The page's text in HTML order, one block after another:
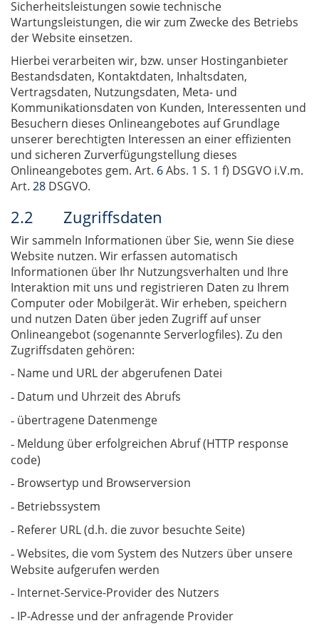
Sicherheitsleistungen sowie technische
Wartungsleistungen, die wir zum Zwecke des Betriebs
der Website einsetzen.
Hierbei verarbeiten wir, bzw. unser Hostinganbieter
Bestandsdaten, Kontaktdaten, Inhaltsdaten,
Vertragsdaten, Nutzungsdaten, Meta- und
Kommunikationsdaten von Kunden, Interessenten und
Besuchern dieses Onlineangebotes auf Grundlage
unserer berechtigten Interessen an einer effizienten
und sicheren Zurverfügungstellung dieses
Onlineangebotes gem. Art. 6Abs. 1 S. 1 f) DSGVO i.V.m.
Art. 28 DSGVO.
2.2 Zugriffsdaten
Wir sammeln Informationen über Sie, wenn Sie diese
Website nutzen. Wir erfassen automatisch
Informationen über Ihr Nutzungsverhalten und Ihre
Interaktion mit uns und registrieren Daten zu Ihrem
Computer oder Mobilgerät. Wir erheben, speichern
und nutzen Daten über jeden Zugriff auf unser
Onlineangebot (sogenannte Serverlogfiles). Zu den
Zugriffsdaten gehören:
- Name und URL der abgerufenen Datei
- Datum und Uhrzeit des Abrufs
- übertragene Datenmenge
- Meldung über erfolgreichen Abruf (HTTP response
code)
- Browsertyp und Browserversion
- Betriebssystem
- Referer URL (d.h. die zuvor besuchte Seite)
- Websites, die vom System des Nutzers über unsere
Website aufgerufen werden
- Internet-Service-Provider des Nutzers
- IP-Adresse und der anfragende Provider